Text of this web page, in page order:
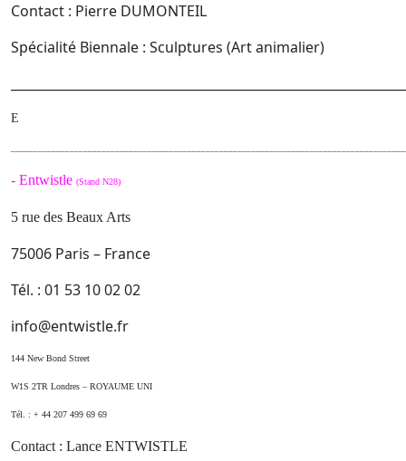
Contact : Pierre DUMONTEIL
Spécialité Biennale : Sculptures (Art animalier)
E
- Entwistle (Stand N28)
5 rue des Beaux Arts
75006 Paris – France
Tél. : 01 53 10 02 02
info@entwistle.fr
144 New Bond Street
W1S 2TR Londres – ROYAUME UNI
Tél. : + 44 207 499 69 69
Contact : Lance ENTWISTLE